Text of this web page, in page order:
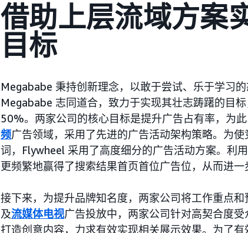
借助上层流域方案
目标
Megababe 秉持创新理念，以敢于尝试、乐于学习
Megababe 志同道合，致力于实现其壮志踌躇的目
50%。两家公司的核心目标是提升广告占有率，为
频广告领域，采用了先进的广告活动架构策略。为
词，Flywheel 采用了高度细分的广告活动方案。利
更频繁地赢得了搜索结果首页首位广告位，从而进一
接下来，为提升品牌知名度，两家公司将工作重点
及流媒体电视广告投放中，两家公司针对高契合度
打造创意内容，力求有效实现相关展示效果。为了